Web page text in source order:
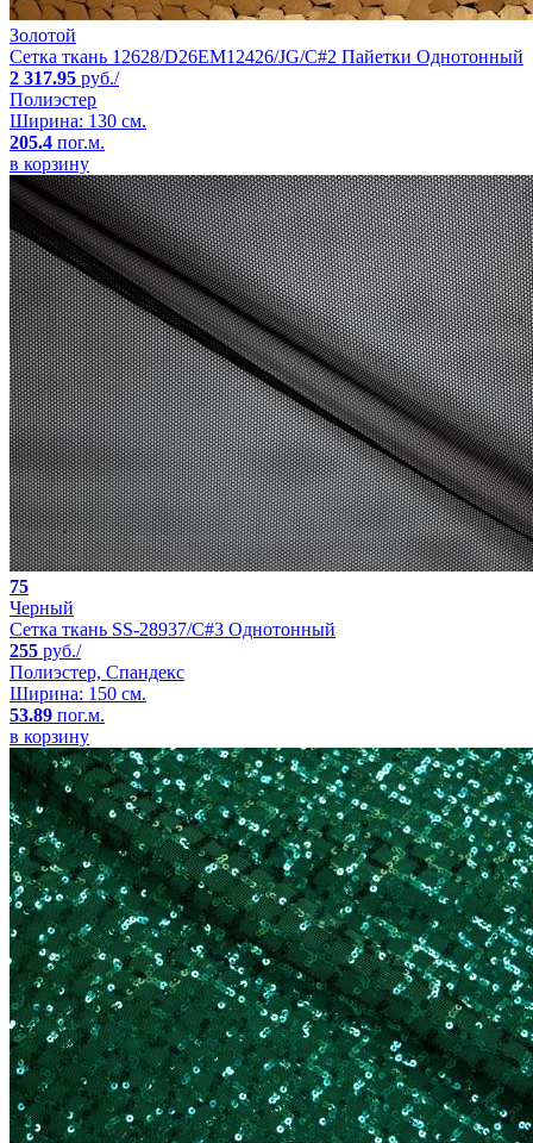
Золотой
Сетка ткань 12628/D26EM12426/JG/C#2 Пайетки Однотонный
2 317.95 руб./
Полиэстер
Ширина: 130 см.
205.4 пог.м.
в корзину
75
Черный
Сетка ткань SS-28937/C#3 Однотонный
255 руб./
Полиэстер, Спандекс
Ширина: 150 см.
53.89 пог.м.
в корзину